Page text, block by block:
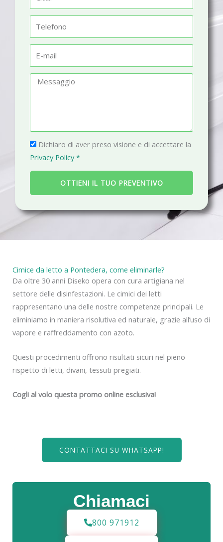
t
à
l
fm
a
g
g
i
P
r
i
a
c
Dichiaro di aver preso visione e di accettare la
Privacy Policy *
OTTIENI IL TUO PREVENTIVO
Chiamaci
800 971912
Cimice da letto a Pontedera, come eliminarle?
Da oltre 30 anni Diseko opera con cura artigiana nel
settore delle disinfestazioni. Le cimici dei letti
rappresentano una delle nostre competenze principali. Le
eliminiamo in maniera risolutiva ed naturale, grazie all’uso di
vapore e raffreddamento con azoto.
Questi procedimenti offrono risultati sicuri nel pieno
rispetto di letti, divani, tessuti pregiati.
Cogli al volo questa promo online esclusiva!
CONTATTACI SU WHATSAPP!